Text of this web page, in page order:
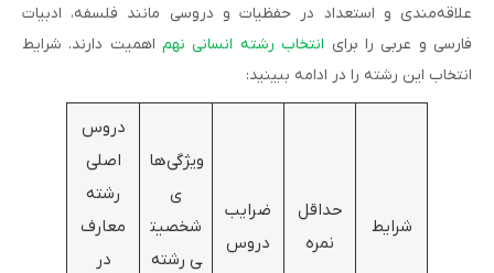
علاقه‌مندی و استعداد در حفظیات و دروسی مانند فلسفه، ادبیات
فارسی و عربی را برای انتخاب رشته انسانی نهم اهمیت دارند. شرایط
انتخاب این رشته را در ادامه ببینید:
شرایط
حداقل
نمره
ضرایب
دروس
ویژگی‌ها
ی
شخصیت
ی رشته
دروس
اصلی
رشته
معارف
در